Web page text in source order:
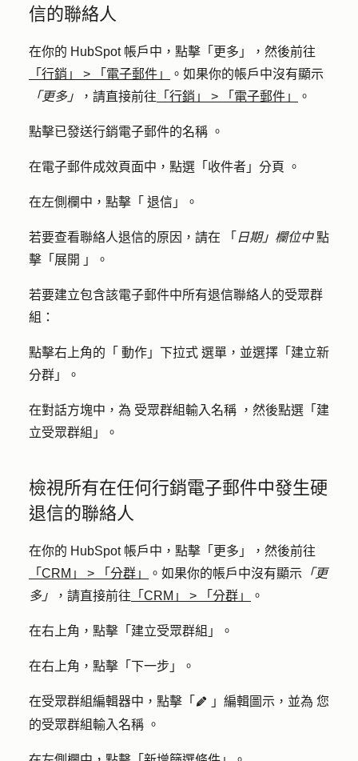
信的聯絡人
在你的 HubSpot 帳戶中，點擊 「更多」
，然後前往
「行銷」
> 「電子郵件」
。如果你的帳戶中沒有顯示
「更多」
，請直接前往 「行銷」 > 「電子郵件」 。
點擊已發送行銷電子郵件的名稱 。
在電子郵件成效頁面中，點選「 收件者」分頁 。
在左側欄中，點擊「 退信 」。
若要查看聯絡人退信的原因， 請在 「 日期」欄位中點
擊「 展開 」。
若要建立包含該電子郵件中所有退信聯絡人的受眾群
組：
點擊右上角的「 動作」下拉式 選單，並選擇「 建立新
分群 」。
在對話方塊中， 為 受眾群組輸入名稱 ，然後點選「 建
立受眾群組 」。
檢視所有在任何行銷電子郵件中發生硬
退信的聯絡人
在你的 HubSpot 帳戶中，點擊 「更多」
，然後前往
「CRM」
> 「分群」 。如果你的帳戶中沒有顯示 「更
多」
，請直接前往 「CRM」 > 「分群」 。
在右上角，點擊「 建立受眾群組 」。
在右上角，點擊「 下一步 」。
在受眾群組編輯器中，點擊「 edit 」 編輯圖示 ， 並為 您
的受眾群組輸入名稱 。